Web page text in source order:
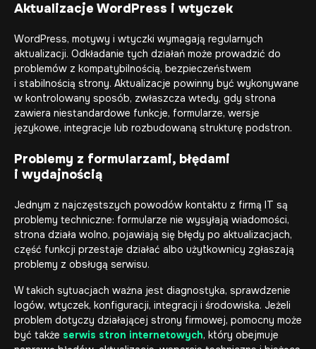
Aktualizacje WordPress i wtyczek
WordPress, motywy i wtyczki wymagają regularnych
aktualizacji. Odkładanie tych działań może prowadzić do
problemów z kompatybilnością, bezpieczeństwem
i stabilnością strony. Aktualizacje powinny być wykonywane
w kontrolowany sposób, zwłaszcza wtedy, gdy strona
zawiera niestandardowe funkcje, formularze, wersje
językowe, integracje lub rozbudowaną strukturę podstron.
Problemy z formularzami, błędami
i wydajnością
Jednym z najczęstszych powodów kontaktu z firmą IT są
problemy techniczne: formularze nie wysyłają wiadomości,
strona działa wolno, pojawiają się błędy po aktualizacjach,
część funkcji przestaje działać albo użytkownicy zgłaszają
problemy z obsługą serwisu.
W takich sytuacjach ważna jest diagnostyka, sprawdzenie
logów, wtyczek, konfiguracji, integracji i środowiska. Jeżeli
problem dotyczy działającej strony firmowej, pomocny może
być także serwis stron internetowych, który obejmuje